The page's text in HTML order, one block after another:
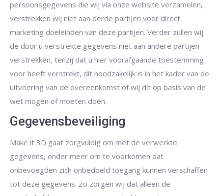
persoonsgegevens die wij via onze website verzamelen,
verstrekken wij niet aan derde partijen voor direct
marketing doeleinden van deze partijen. Verder zullen wij
de door u verstrekte gegevens niet aan andere partijen
verstrekken, tenzij dat u hier voorafgaande toestemming
voor heeft verstrekt, dit noodzakelijk is in het kader van de
uitvoering van de overeenkomst of wij dit op basis van de
wet mogen of moeten doen.
Gegevensbeveiliging
Make it 3D gaat zorgvuldig om met de verwerkte
gegevens, onder meer om te voorkomen dat
onbevoegden zich onbedoeld toegang kunnen verschaffen
tot deze gegevens. Zo zorgen wij dat alleen de